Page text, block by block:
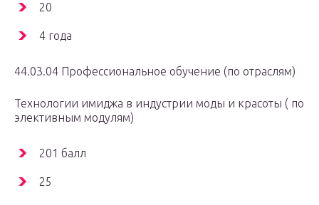
20
4 года
44.03.04 Профессиональное обучение (по отраслям)
Технологии имиджа в индустрии моды и красоты ( по
элективным модулям)
201 балл
25